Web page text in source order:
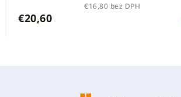
€16,80 bez DPH
€20,60